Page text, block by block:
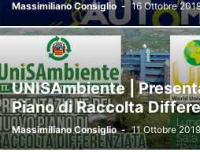
Massimiliano Consiglio - 16 Ottobre
UNISAmbiente |
Piano di Raccolta
Massimiliano Consiglio - 11 Ottobre 2019